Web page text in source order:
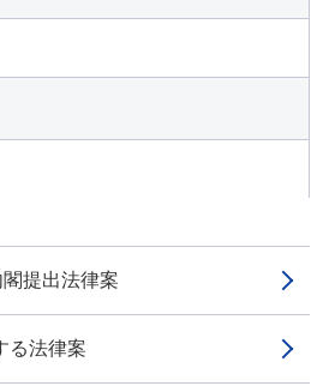
提出法律案
る法律案